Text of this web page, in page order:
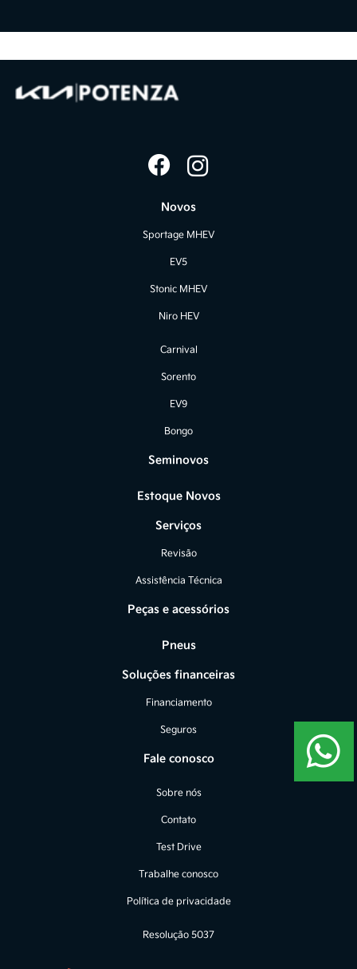
Novos
Sportage MHEV
EV5
Stonic MHEV
Niro HEV
Carnival
Sorento
EV9
Bongo
Seminovos
Estoque Novos
Serviços
Revisão
Assistência Técnica
Peças e acessórios
Pneus
Soluções financeiras
Financiamento
Seguros
Fale conosco
Sobre nós
Contato
Test Drive
Trabalhe conosco
Política de privacidade
Resolução 5037